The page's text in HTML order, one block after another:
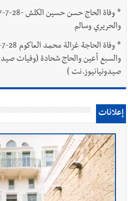
*
والحريري وسالم
*
والسبع أعين والحاج شحادة (وفيات
صيدونيانيوز.نت )
إعلانات